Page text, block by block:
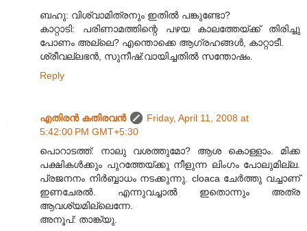
ബഹു: വിശ്വാമിത്രനും ഇതില്‍ പങ്കുണ്ടോ?
കാറ്റാടി: പരിണാമത്തിന്റെ പഴയ കാലത്തേയ്ക്ക് തിരിച്ചു
പോണം അല്ലെ? എന്തൊക്കെ ആഗ്രഹങ്ങള്‍, കാറ്റാടീ.
ശ്രീവല്ലഭന്‍, സുനീഷ്:വായിച്ചതില്‍ സന്തോഷം.
Reply
എതിരന്‍ കതിരവന്‍
Friday, April 11, 2008 at
5:42:00 PM GMT+5:30
പൊറാടത്ത്: നാലു വശത്തുമോ? ആശ കൊള്ളാം. മിക്ക
പക്ഷികള്‍ക്കും പുറത്തേയ്ക്കു നീളുന്ന ലിംഗം‍ പോലുമില്ല.
പ്രജനനം നിര്‍ബ്ബാധം നടക്കുന്നു. cloaca ചേര്‍ത്തു വച്ചാണ്
ഇണചേരല്‍. എന്നുവച്ചാല്‍ ഇതൊന്നും അത്ര
ആവശ്യമില്ലെന്നേ.
അനൂപ്: താങ്ക്യു.